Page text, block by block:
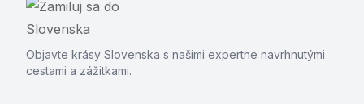
Objavte krásy Slovenska s našimi expertne navrhnutými
cestami a zážitkami.